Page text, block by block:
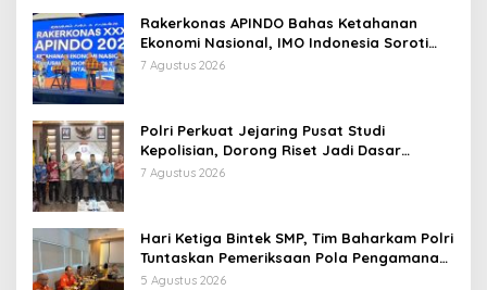
Rakerkonas APINDO Bahas Ketahanan
Ekonomi Nasional, IMO Indonesia Soroti
Pentingnya Kolaborasi Lintas Sektor
7 Agustus 2026
Polri Perkuat Jejaring Pusat Studi
Kepolisian, Dorong Riset Jadi Dasar
Kebijakan dan Inovasi
7 Agustus 2026
Hari Ketiga Bintek SMP, Tim Baharkam Polri
Tuntaskan Pemeriksaan Pola Pengamanan
Pertamina Patra Niaga Jabar
5 Agustus 2026